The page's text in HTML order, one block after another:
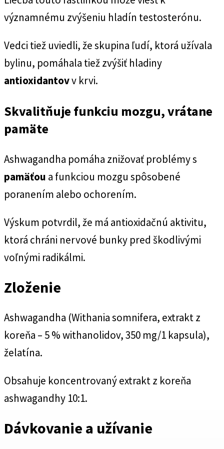
významnému zvýšeniu hladín testosterónu.
Vedci tiež uviedli, že skupina ľudí, ktorá užívala
bylinu, pomáhala tiež zvýšiť hladiny
antioxidantovv krvi.
Skvalitňuje funkciu mozgu, vrátane
pamäte
Ashwagandha pomáha znižovať problémy s
pamäťou a funkciou mozgu spôsobené
poranením alebo ochorením.
Výskum potvrdil, že má antioxidačnú aktivitu,
ktorá chráni nervové bunky pred škodlivými
voľnými radikálmi.
Zloženie
Ashwagandha (Withania somnifera, extrakt z
koreňa – 5 % withanolidov, 350 mg/1 kapsula),
želatína.
Obsahuje koncentrovaný extrakt z koreňa
ashwagandhy 10:1.
Dávkovanie a užívanie